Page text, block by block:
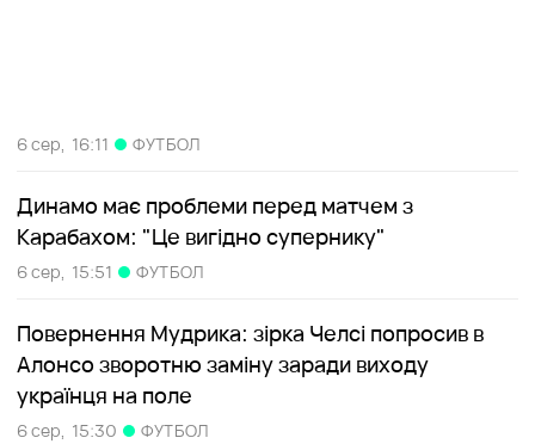
6 сер, 16:11 ФУТБОЛ
Динамо має проблеми перед матчем з
Карабахом: "Це вигідно супернику"
6 сер, 15:51 ФУТБОЛ
Повернення Мудрика: зірка Челсі попросив в
Алонсо зворотню заміну заради виходу
українця на поле
6 сер, 15:30 ФУТБОЛ